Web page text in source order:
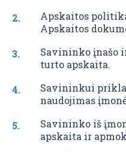
Apskaitos
Apskaitos
Savininko įnašo
turto apskaita.
Savininkui
naudojimas
Savininko iš
apskaita ir